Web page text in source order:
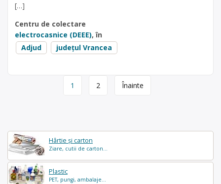
Hârtie și carton
Ziare, cutii de carton...
Plastic
PET, pungi, ambalaje...
[…]
Centru de colectare
electrocasnice (DEEE), în
Adjud
județul Vrancea
1 2 Înainte